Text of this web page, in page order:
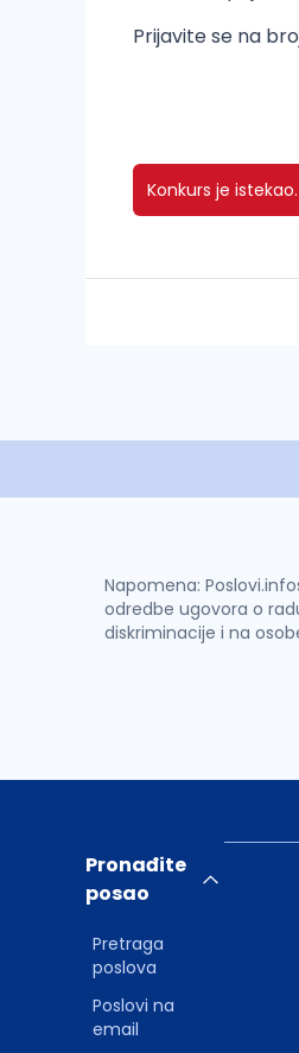
Prijavite se na
Konkurs je istekao.
Napomena:
odredbe ugovora o
diskriminacije i na
Pronađite
posao
Pretraga
poslova
Poslovi na
email